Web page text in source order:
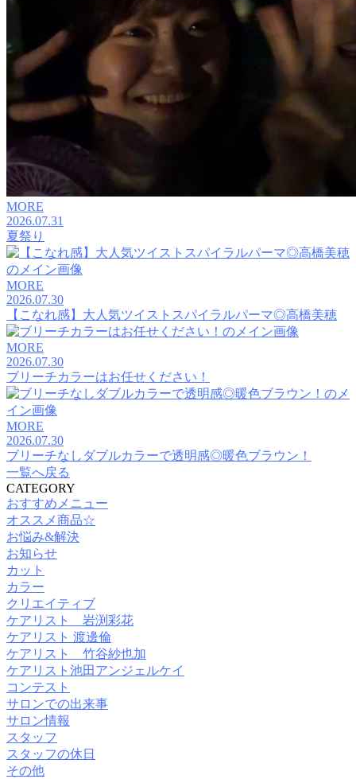
MORE
2026.07.31
夏祭り
MORE
2026.07.30
【こなれ感】大人気ツイストスパイラルパーマ◎高橋美穂
MORE
2026.07.30
ブリーチカラーはお任せください！
MORE
2026.07.30
ブリーチなしダブルカラーで透明感◎暖色ブラウン！
一覧へ戻る
CATEGORY
おすすめメニュー
オススメ商品☆
お悩み&解決
お知らせ
カット
カラー
クリエイティブ
ケアリスト 岩渕彩花
ケアリスト 渡邊倫
ケアリスト 竹谷紗也加
ケアリスト池田アンジェルケイ
コンテスト
サロンでの出来事
サロン情報
スタッフ
スタッフの休日
その他